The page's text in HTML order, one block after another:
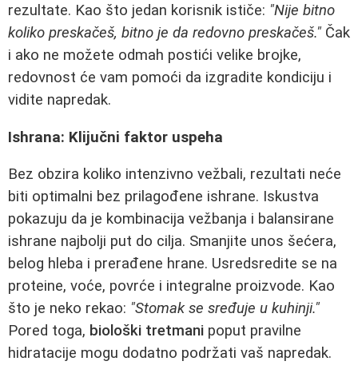
rezultate. Kao što jedan korisnik ističe: "Nije bitno
koliko preskačeš, bitno je da redovno preskačeš." Čak
i ako ne možete odmah postići velike brojke,
redovnost će vam pomoći da izgradite kondiciju i
vidite napredak.
Ishrana: Klijučni faktor uspeha
Bez obzira koliko intenzivno vežbali, rezultati neće
biti optimalni bez prilagođene ishrane. Iskustva
pokazuju da je kombinacija vežbanja i balansirane
ishrane najbolji put do cilja. Smanjite unos šećera,
belog hleba i prerađene hrane. Usredsredite se na
proteine, voće, povrće i integralne proizvode. Kao
što je neko rekao: "Stomak se sređuje u kuhinji."
Pored toga, biološki tretmani poput pravilne
hidratacije mogu dodatno podržati vaš napredak.